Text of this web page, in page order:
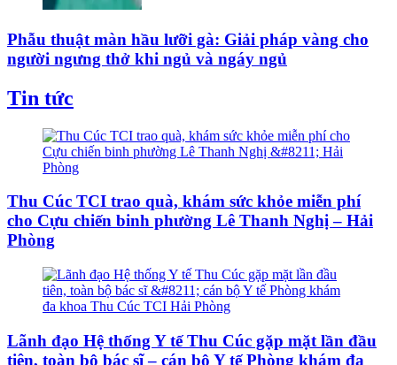
Phẫu thuật màn hầu lưỡi gà: Giải pháp vàng cho
người ngưng thở khi ngủ và ngáy ngủ
Tin tức
Thu Cúc TCI trao quà, khám sức khỏe miễn phí
cho Cựu chiến binh phường Lê Thanh Nghị – Hải
Phòng
Lãnh đạo Hệ thống Y tế Thu Cúc gặp mặt lần đầu
tiên, toàn bộ bác sĩ – cán bộ Y tế Phòng khám đa